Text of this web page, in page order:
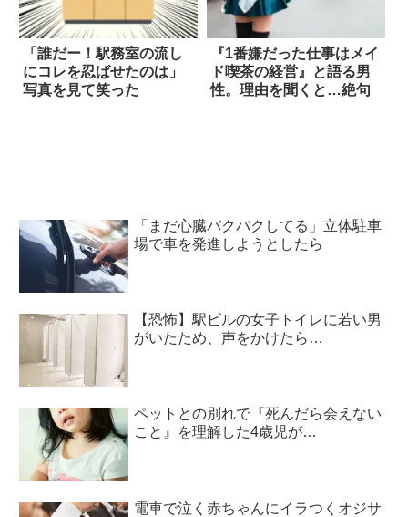
「誰だー！駅務室の流し
にコレを忍ばせたのは」
写真を見て笑った
『1番嫌だった仕事はメイ
ド喫茶の経営』と語る男
性。理由を聞くと…絶句
「まだ心臓バクバクしてる」立体駐車
場で車を発進しようとしたら
【恐怖】駅ビルの女子トイレに若い男
がいたため、声をかけたら…
ペットとの別れで『死んだら会えない
こと』を理解した4歳児が…
電車で泣く赤ちゃんにイラつくオジサ